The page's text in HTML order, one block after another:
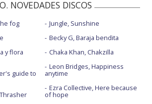
NOVEDADES DISCOS
fog
y flora
guide to
Jungle, Sunshine
Becky G, Baraja bendita
Chaka Khan, Chakzilla
Leon Bridges, Happiness
anytime
Ezra Collective, Here because
of hope